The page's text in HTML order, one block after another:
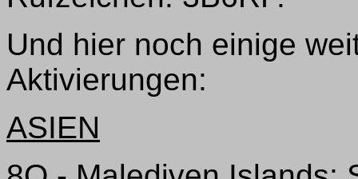
Und hier noch einige
Aktivierungen:
ASIEN